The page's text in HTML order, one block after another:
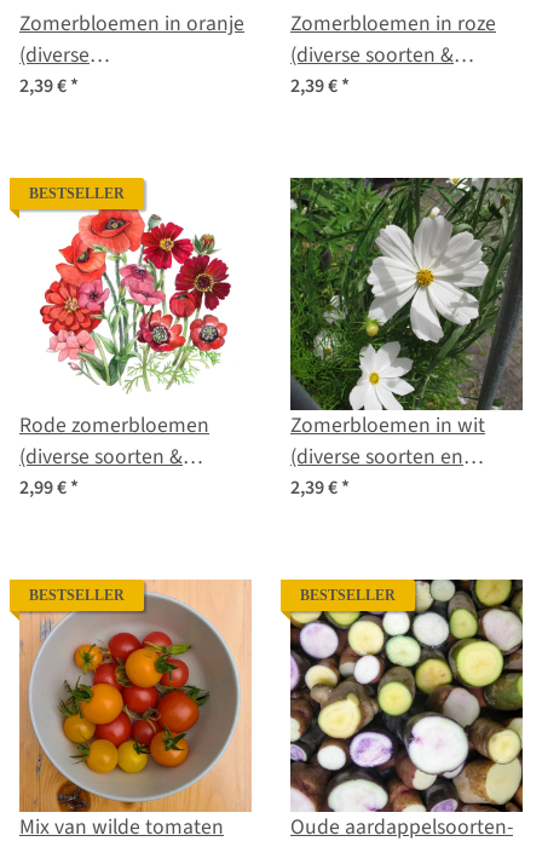
Zomerbloemen in oranje
(diverse
goudsbloemsoorten)
2,39 €*
Zomerbloemen in roze
(diverse soorten &
variëteiten) zadenmix
2,39 €*
BESTSELLER
Rode zomerbloemen
(diverse soorten &
variëteiten) – zadenmix
2,99 €*
Zomerbloemen in wit
(diverse soorten en
variëteiten) zaad mix
2,39 €*
BESTSELLER
Mix van wilde tomaten
BESTSELLER
Oude aardappelsoorten-